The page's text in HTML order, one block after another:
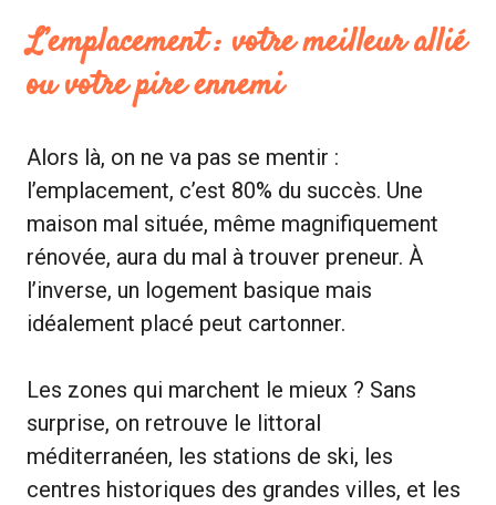
L’emplacement : votre meilleur allié
ou votre pire ennemi
Alors là, on ne va pas se mentir :
l’emplacement, c’est 80% du succès. Une
maison mal située, même magnifiquement
rénovée, aura du mal à trouver preneur. À
l’inverse, un logement basique mais
idéalement placé peut cartonner.
Les zones qui marchent le mieux ? Sans
surprise, on retrouve le littoral
méditerranéen, les stations de ski, les
centres historiques des grandes villes, et les